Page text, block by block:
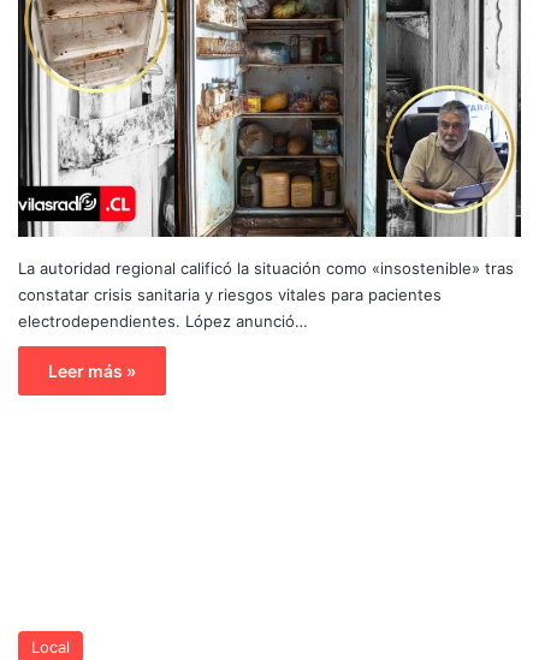
La autoridad regional calificó la situación como «insostenible» tras
constatar crisis sanitaria y riesgos vitales para pacientes
electrodependientes. López anunció…
Leer más »
Local